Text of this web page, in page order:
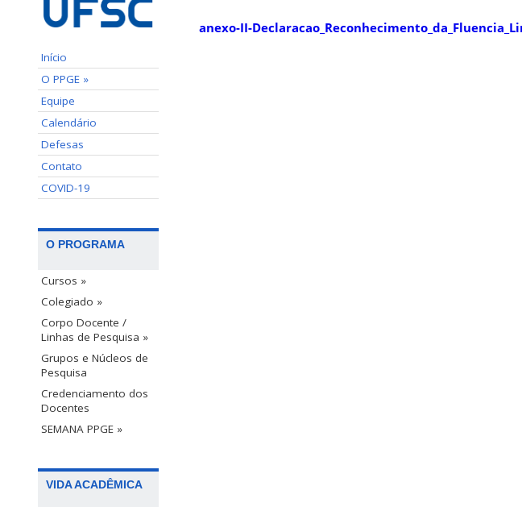
Início
O PPGE »
Equipe
Calendário
Defesas
Contato
COVID-19
O PROGRAMA
Cursos »
Colegiado »
Corpo Docente /
Linhas de Pesquisa »
Grupos e Núcleos de
Pesquisa
Credenciamento dos
Docentes
SEMANA PPGE »
VIDA ACADÊMICA
anexo-II-